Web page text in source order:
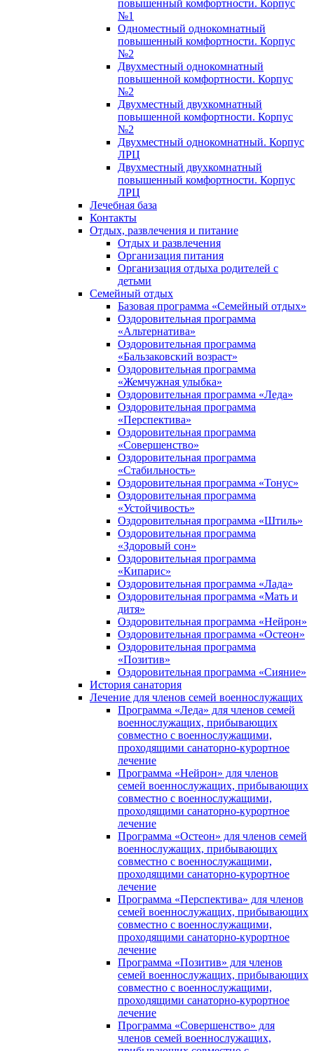
повышенный комфортности. Корпус
№1
Одноместный однокомнатный
повышенный комфортности. Корпус
№2
Двухместный однокомнатный
повышенной комфортности. Корпус
№2
Двухместный двухкомнатный
повышенной комфортности. Корпус
№2
Двухместный однокомнатный. Корпус
ЛРЦ
Двухместный двухкомнатный
повышенный комфортности. Корпус
ЛРЦ
Лечебная база
Контакты
Отдых, развлечения и питание
Отдых и развлечения
Организация питания
Организация отдыха родителей с
детьми
Семейный отдых
Базовая программа «Семейный отдых»
Оздоровительная программа
«Альтернатива»
Оздоровительная программа
«Бальзаковский возраст»
Оздоровительная программа
«Жемчужная улыбка»
Оздоровительная программа «Леда»
Оздоровительная программа
«Перспектива»
Оздоровительная программа
«Совершенство»
Оздоровительная программа
«Стабильность»
Оздоровительная программа «Тонус»
Оздоровительная программа
«Устойчивость»
Оздоровительная программа «Штиль»
Оздоровительная программа
«Здоровый сон»
Оздоровительная программа
«Кипарис»
Оздоровительная программа «Лада»
Оздоровительная программа «Мать и
дитя»
Оздоровительная программа «Нейрон»
Оздоровительная программа «Остеон»
Оздоровительная программа
«Позитив»
Оздоровительная программа «Сияние»
История санатория
Лечение для членов семей военнослужащих
Программа «Леда» для членов семей
военнослужащих, прибывающих
совместно с военнослужащими,
проходящими санаторно-курортное
лечение
Программа «Нейрон» для членов
семей военнослужащих, прибывающих
совместно с военнослужащими,
проходящими санаторно-курортное
лечение
Программа «Остеон» для членов семей
военнослужащих, прибывающих
совместно с военнослужащими,
проходящими санаторно-курортное
лечение
Программа «Перспектива» для членов
семей военнослужащих, прибывающих
совместно с военнослужащими,
проходящими санаторно-курортное
лечение
Программа «Позитив» для членов
семей военнослужащих, прибывающих
совместно с военнослужащими,
проходящими санаторно-курортное
лечение
Программа «Совершенство» для
членов семей военнослужащих,